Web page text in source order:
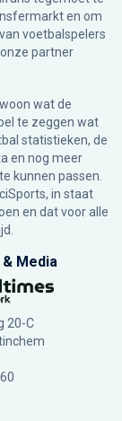
en om
voetbalspelers
partner
wat de
te zeggen wat
statistieken, de
en nog meer
kunnen passen.
in staat
en dat voor alle
Media
20-C